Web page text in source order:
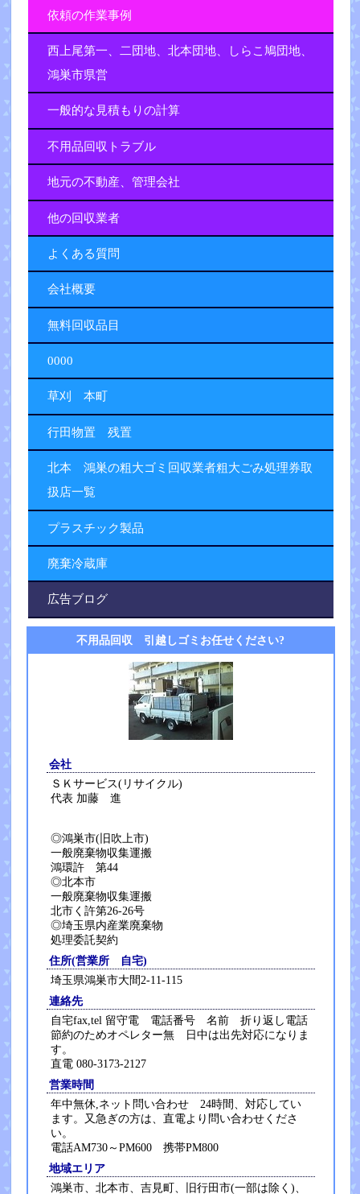
依頼の作業事例
西上尾第一、二団地、北本団地、しらこ鳩団地、
鴻巣市県営
一般的な見積もりの計算
不用品回収トラブル
地元の不動産、管理会社
他の回収業者
よくある質問
会社概要
無料回収品目
0000
草刈 本町
行田物置 残置
北本 鴻巣の粗大ゴミ回収業者粗大ごみ処理券取
扱店一覧
プラスチック製品
廃棄冷蔵庫
広告ブログ
不用品回収 引越しゴミお任せください?
会社
ＳＫサービス(リサイクル)
代表 加藤 進
◎鴻巣市(旧吹上市)
一般廃棄物収集運搬
鴻環許 第44
◎北本市
一般廃棄物収集運搬
北市く許第26-26号
◎埼玉県内産業廃棄物
処理委託契約
住所(営業所 自宅)
埼玉県鴻巣市大間2-11-115
連絡先
自宅fax,tel 留守電 電話番号 名前 折り返し電話
節約のためオペレター無 日中は出先対応になりま
す。
直電 080-3173-2127
営業時間
年中無休,ネット問い合わせ 24時間、対応してい
ます。又急ぎの方は、直電より問い合わせくださ
い。
電話AM730～PM600 携帯PM800
地域エリア
鴻巣市、北本市、吉見町、旧行田市(一部は除く)、